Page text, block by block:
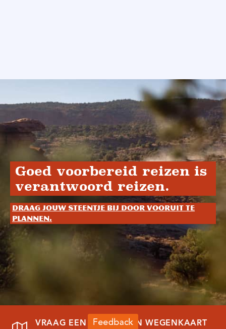
Goed voorbereid reizen is
verantwoord reizen.
Draag jouw steentje bij door vooruit te
plannen.
VRAAG EEN REISGIDS EN WEGENKAART